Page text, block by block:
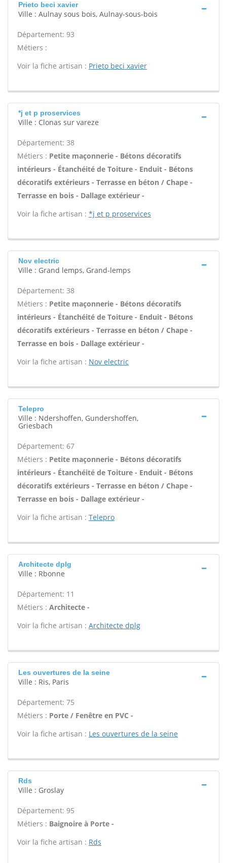
Prieto beci xavier
Ville : Aulnay sous bois, Aulnay-sous-bois
Département: 93
Métiers :
Voir la fiche artisan : Prieto beci xavier
*j et p proservices
Ville : Clonas sur vareze
Département: 38
Métiers : Petite maçonnerie - Bétons décoratifs
intérieurs - Étanchéité de Toiture - Enduit - Bétons
décoratifs extérieurs - Terrasse en béton / Chape -
Terrasse en bois - Dallage extérieur -
Voir la fiche artisan : *j et p proservices
Nov electric
Ville : Grand lemps, Grand-lemps
Département: 38
Métiers : Petite maçonnerie - Bétons décoratifs
intérieurs - Étanchéité de Toiture - Enduit - Bétons
décoratifs extérieurs - Terrasse en béton / Chape -
Terrasse en bois - Dallage extérieur -
Voir la fiche artisan : Nov electric
Telepro
Ville : Ndershoffen, Gundershoffen,
Griesbach
Département: 67
Métiers : Petite maçonnerie - Bétons décoratifs
intérieurs - Étanchéité de Toiture - Enduit - Bétons
décoratifs extérieurs - Terrasse en béton / Chape -
Terrasse en bois - Dallage extérieur -
Voir la fiche artisan : Telepro
Architecte dplg
Ville : Rbonne
Département: 11
Métiers : Architecte -
Voir la fiche artisan : Architecte dplg
Les ouvertures de la seine
Ville : Ris, Paris
Département: 75
Métiers : Porte / Fenêtre en PVC -
Voir la fiche artisan : Les ouvertures de la seine
Rds
Ville : Groslay
Département: 95
Métiers : Baignoire à Porte -
Voir la fiche artisan : Rds